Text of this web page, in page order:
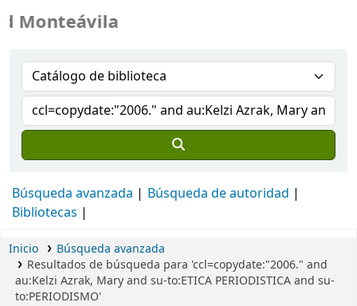
Búsqueda avanzada
Búsqueda de autoridad
Bibliotecas
Inicio
Búsqueda avanzada
Resultados de búsqueda para 'ccl=copydate:"2006." and
au:Kelzi Azrak, Mary and su-to:ETICA PERIODISTICA and su-
to:PERIODISMO'